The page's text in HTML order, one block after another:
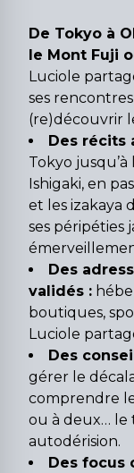
De Tokyo à
le Mont Fuji
Luciole
ses
(re)découvrir
Des récits
Tokyo
Ishigaki, en
et les izakaya
ses péripéties
Des
validés :
boutiques,
Luciole
Des
gérer le
comprendre
ou à deux…
autodérision.
Des focus